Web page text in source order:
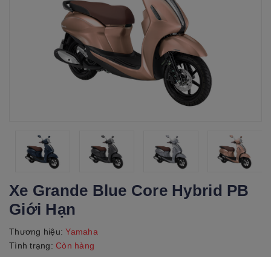
Xe Grande Blue Core Hybrid PB
Giới Hạn
Thương hiệu: Yamaha
Tình trạng: Còn hàng